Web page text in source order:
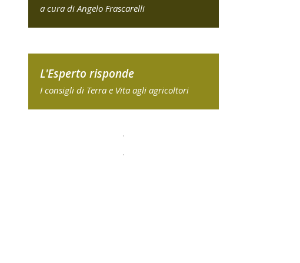
a cura di Angelo Frascarelli
L'Esperto risponde
I consigli di Terra e Vita agli agricoltori